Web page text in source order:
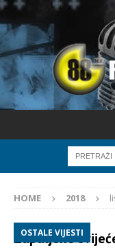
HOME 2018
OSTALE VIJESTI
Zapaljene